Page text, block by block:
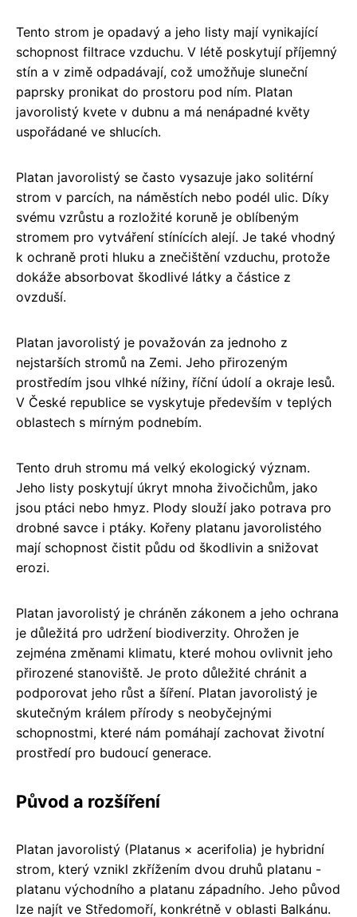
Tento strom je opadavý a jeho listy mají vynikající
schopnost filtrace vzduchu. V létě poskytují příjemný
stín a v zimě odpadávají, což umožňuje sluneční
paprsky pronikat do prostoru pod ním. Platan
javorolistý kvete v dubnu a má nenápadné květy
uspořádané ve shlucích.
Platan javorolistý se často vysazuje jako solitérní
strom v parcích, na náměstích nebo podél ulic. Díky
svému vzrůstu a rozložité koruně je oblíbeným
stromem pro vytváření stínících alejí. Je také vhodný
k ochraně proti hluku a znečištění vzduchu, protože
dokáže absorbovat škodlivé látky a částice z
ovzduší.
Platan javorolistý je považován za jednoho z
nejstarších stromů na Zemi. Jeho přirozeným
prostředím jsou vlhké nížiny, říční údolí a okraje lesů.
V České republice se vyskytuje především v teplých
oblastech s mírným podnebím.
Tento druh stromu má velký ekologický význam.
Jeho listy poskytují úkryt mnoha živočichům, jako
jsou ptáci nebo hmyz. Plody slouží jako potrava pro
drobné savce i ptáky. Kořeny platanu javorolistého
mají schopnost čistit půdu od škodlivin a snižovat
erozi.
Platan javorolistý je chráněn zákonem a jeho ochrana
je důležitá pro udržení biodiverzity. Ohrožen je
zejména změnami klimatu, které mohou ovlivnit jeho
přirozené stanoviště. Je proto důležité chránit a
podporovat jeho růst a šíření. Platan javorolistý je
skutečným králem přírody s neobyčejnými
schopnostmi, které nám pomáhají zachovat životní
prostředí pro budoucí generace.
Původ a rozšíření
Platan javorolistý (Platanus × acerifolia) je hybridní
strom, který vznikl zkřížením dvou druhů platanu -
platanu východního a platanu západního. Jeho původ
lze najít ve Středomoří, konkrétně v oblasti Balkánu.